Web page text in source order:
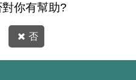
你有幫助?
否